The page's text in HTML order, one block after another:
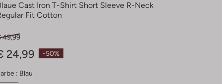
Cast Iron T-Shirt Short Sleeve R-Neck
Fit Cotton
-50%
49,99
24,99
: Blau